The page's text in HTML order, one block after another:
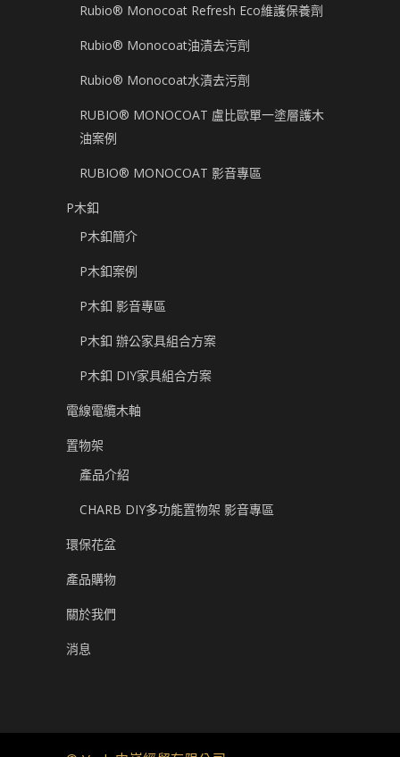
Rubio® Monocoat Refresh Eco維護保養劑
Rubio® Monocoat油漬去污劑
Rubio® Monocoat水漬去污劑
RUBIO® MONOCOAT 盧比歐單一塗層護木
油案例
RUBIO® MONOCOAT 影音專區
P木釦
P木釦簡介
P木釦案例
P木釦 影音專區
P木釦 辦公家具組合方案
P木釦 DIY家具組合方案
電線電纜木軸
置物架
產品介紹
CHARB DIY多功能置物架 影音專區
環保花盆
產品購物
關於我們
消息